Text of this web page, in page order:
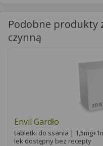
Podobne produkty
czynną
Envil Gardło
tabletki do ssania |
lek dostępny bez recepty